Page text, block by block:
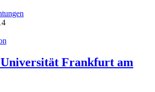
Universität Frankfurt am